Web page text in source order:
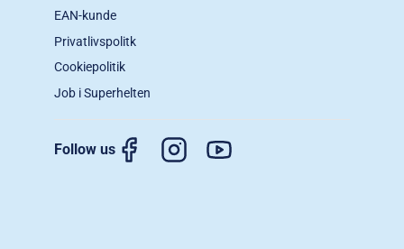
EAN-kunde
Privatlivspolitk
Cookiepolitik
Job i Superhelten
Follow us